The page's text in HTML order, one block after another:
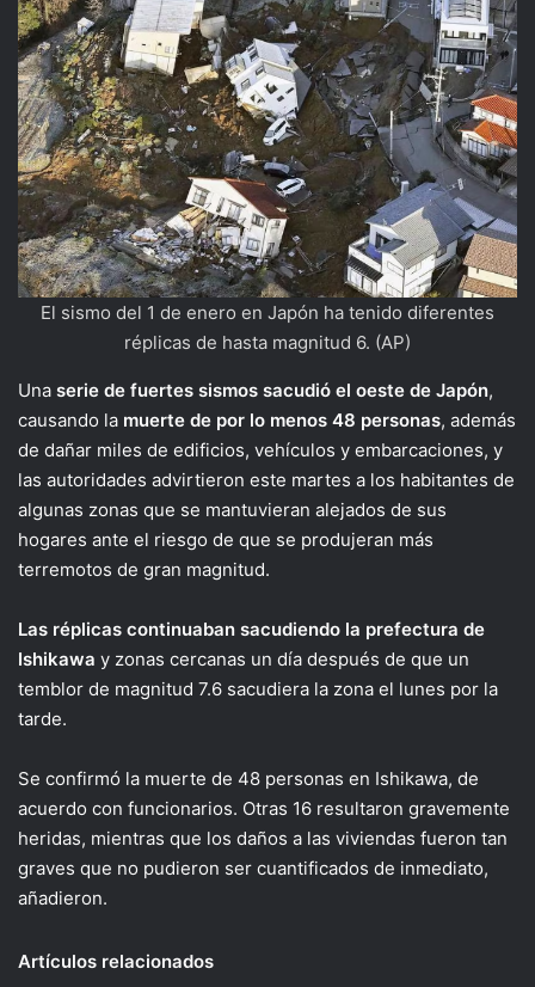
El sismo del 1 de enero en Japón ha tenido diferentes
réplicas de hasta magnitud 6. (AP)
Una serie de fuertes sismos sacudió el oeste de Japón,
causando la muerte de por lo menos 48 personas, además
de dañar miles de edificios, vehículos y embarcaciones, y
las autoridades advirtieron este martes a los habitantes de
algunas zonas que se mantuvieran alejados de sus
hogares ante el riesgo de que se produjeran más
terremotos de gran magnitud.
Las réplicas continuaban sacudiendo la prefectura de
Ishikawa y zonas cercanas un día después de que un
temblor de magnitud 7.6 sacudiera la zona el lunes por la
tarde.
Se confirmó la muerte de 48 personas en Ishikawa, de
acuerdo con funcionarios. Otras 16 resultaron gravemente
heridas, mientras que los daños a las viviendas fueron tan
graves que no pudieron ser cuantificados de inmediato,
añadieron.
Artículos relacionados